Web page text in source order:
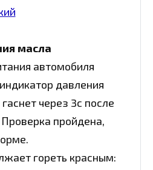
масла
автомобиля
давления
через 3с после
пройдена,
гореть красным: